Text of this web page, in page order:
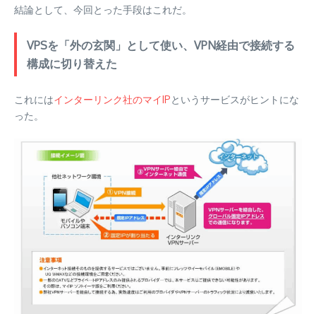
結論として、今回とった手段はこれだ。
VPSを「外の玄関」として使い、VPN経由で接続する
構成に切り替えた
これにはインターリンク社のマイIPというサービスがヒントにな
った。